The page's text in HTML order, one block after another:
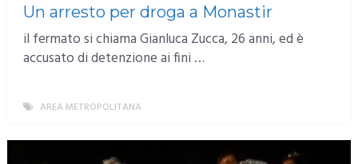
Un arresto per droga a Monastir
il fermato si chiama Gianluca Zucca, 26 anni, ed è
accusato di detenzione ai fini …
AREA METROPOLITANA